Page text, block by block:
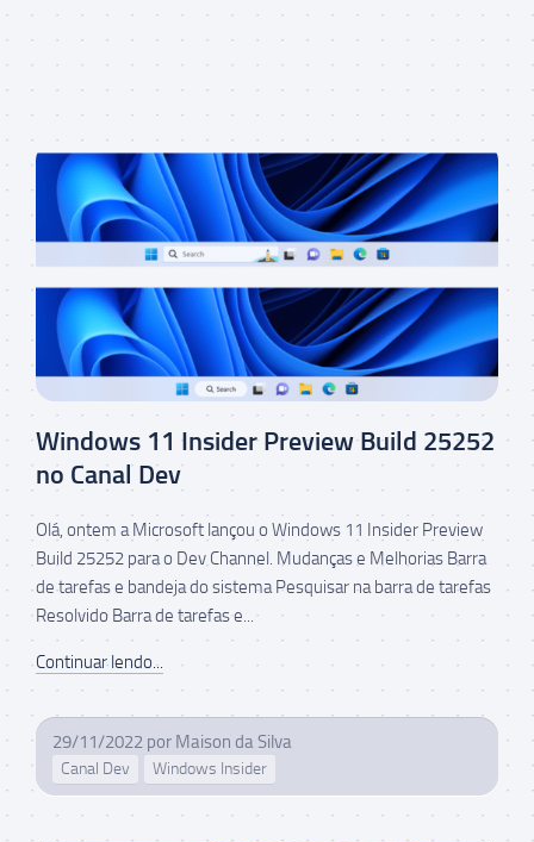
Windows 11 Insider Preview Build 25252
no Canal Dev
Olá, ontem a Microsoft lançou o Windows 11 Insider Preview
Build 25252 para o Dev Channel. Mudanças e Melhorias Barra
de tarefas e bandeja do sistema Pesquisar na barra de tarefas
Resolvido Barra de tarefas e...
Continuar lendo...
29/11/2022 por Maison da Silva
Canal Dev Windows Insider